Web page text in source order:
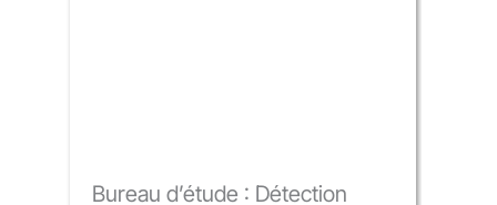
Bureau d’étude : Détection